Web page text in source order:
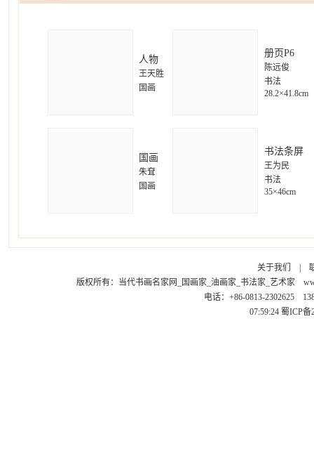
人物
王天胜
国画
册页P6
陈远俊
书法
28.2×41.8cm
国画
朱耷
国画
书法条屏
王为民
书法
35×46cm
关于我们
版权所有： 当代书画名家网_国画家_油画家_书法家_艺术家
电话：+86-0813-2302625
07:59:24 蜀ICP备